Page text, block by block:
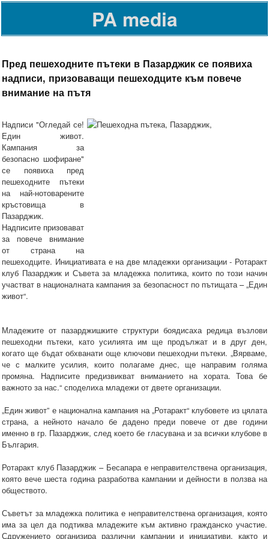
PA media
Пред пешеходните пътеки в Пазарджик се появиха
надписи, призоваващи пешеходците към повече
внимание на пътя
Надписи "Огледай се!
Един живот.
Кампания за
безопасно шофиране"
се появиха пред
пешеходните пътеки
на най-нотоварените
кръстовища в
Пазарджик.
Надписите призовават
за повече внимание
от страна на
пешеходците. Инициативата е на две младежки организации - Ротаракт
клуб Пазарджик и Съвета за младежка политика, които по този начин
участват в националната кампания за безопасност по пътищата – „Един
живот“.
Младежите от пазарджишките структури боядисаха редица възлови
пешеходни пътеки, като усилията им ще продължат и в друг ден,
когато ще бъдат обхванати още ключови пешеходни пътеки. „Вярваме,
че с малките усилия, които полагаме днес, ще направим голяма
промяна. Надписите предизвикват вниманието на хората. Това бе
важното за нас.“ споделиха младежи от двете организации.
„Един живот” е национална кампания на „Ротаракт“ клубовете из цялaта
страна, а нейното начало бе дадено преди повече от две години
именно в гр. Пазарджик, след което бе гласувана и за всички клубове в
България.
Ротаракт клуб Пазарджик – Бесапара е неправителствена организация,
която вече шеста година разработва кампании и дейности в ползва на
обществото.
Съветът за младежка политика е неправителствена организация, която
има за цел да подтиква младежите към активно гражданско участие.
Сдружението организира различни кампании и инициативи, както и